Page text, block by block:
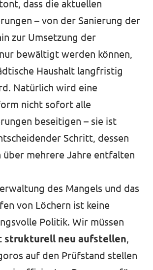
dass die aktuellen
– von der Sanierung der
zur Umsetzung der
bewältigt werden können,
Haushalt langfristig
Natürlich wird eine
nicht sofort alle
beseitigen – sie ist
Schritt, dessen
über mehrere Jahre entfalten
des Mangels und das
von Löchern ist keine
Politik. Wir müssen
strukturell neu aufstellen,
auf den Prüfstand stellen